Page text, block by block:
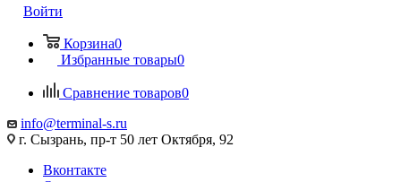
Войти
Корзина0
Избранные товары0
Сравнение товаров0
info@terminal-s.ru
г. Сызрань, пр-т 50 лет Октября, 92
Вконтакте